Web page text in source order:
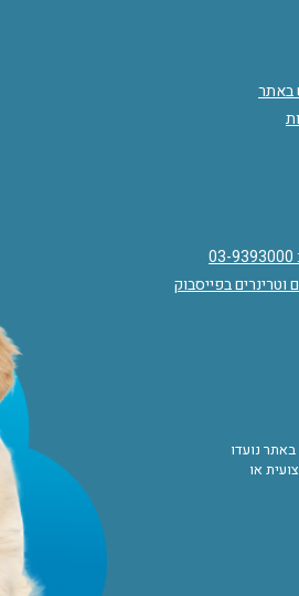
באתר
וטרינרים בפייסבוק
באתר נועדו
או